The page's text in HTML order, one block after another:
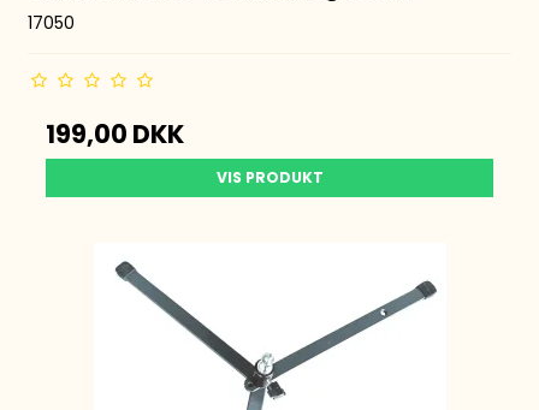
17050
199,00 DKK
VIS PRODUKT